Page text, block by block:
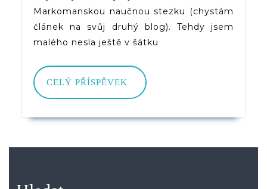
Markomanskou naučnou stezku (chystám
článek na svůj druhý blog). Tehdy jsem
malého nesla ještě v šátku
CELÝ PŘÍSPĚVEK
CELÝ
PŘÍSPĚVEK